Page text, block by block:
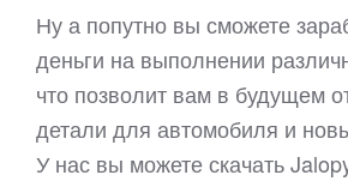
Ну а попутно вы сможете
деньги на выполнении
что позволит вам в будущем
детали для автомобиля и
У нас вы можете скачать